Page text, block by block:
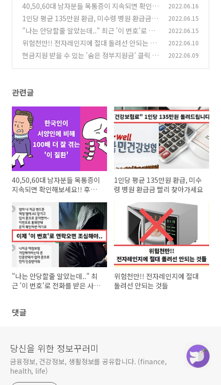
40,50,60대 남자분들 목통증이 지속되면 확인해
보세요!! 후종인대골화증
(0)
2022.06.16
1인당 평균 135만원 환급, 미수령 병원 환급금 빨
리 찾아가세요
(0)
2022.06.15
"나는 안당할줄 알았는데.." 최근 '이 번호'로 전
화를 받은 사람들의 피해가 늘어나고 있다
(0)
2022.06.15
위험천만!! 전자레인지에 절대 돌려선 안되는 것
들
(0)
2022.06.10
현금지원 받을 수 있는 '숨은 정부지원금' 클릭 몇
2022.06.09
관련글
40,50,60대 남자분들 목통증이
지속되면 확인해보세요!! 후종
1인당 평균 135만원 환급, 미수
령 병원 환급금 빨리 찾아가세요
"나는 안당할줄 알았는데.." 최
근 '이 번호'로 전화를 받은 사람
위험천만!! 전자레인지에 절대
돌려선 안되는 것들
댓글
당신을 위한 정보꾸러미
금융정보, 건강정보, 생활정보를 공유합니다. (finance,
health, life)